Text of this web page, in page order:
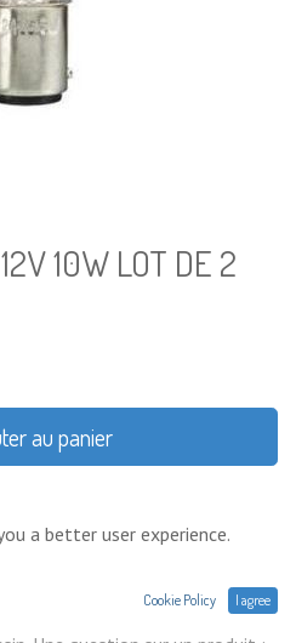
10W LOT DE 2
au panier
Expéditions,
a better user experience.
Cookie Policy I agree